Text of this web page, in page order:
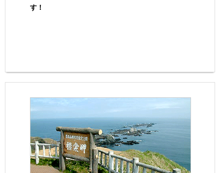
す！